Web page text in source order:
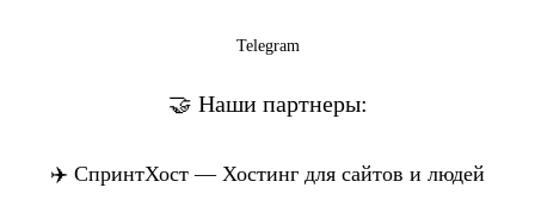
Telegram
🤝 Наши партнеры:
✈️ СпринтХост — Хостинг для сайтов и людей